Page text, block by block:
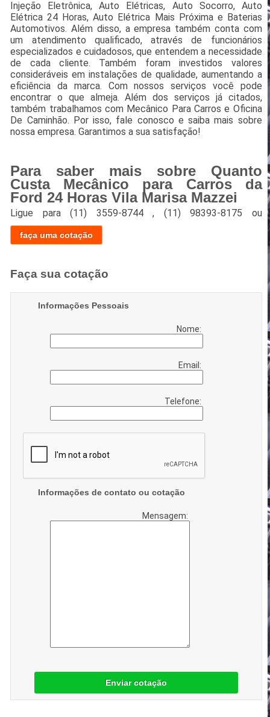
Injeção Eletrônica, Auto Elétricas, Auto Socorro, Auto
Elétrica 24 Horas, Auto Elétrica Mais Próxima e Baterias
Automotivos. Além disso, a empresa também conta com
um atendimento qualificado, através de funcionários
especializados e cuidadosos, que entendem a necessidade
de cada cliente. Também foram investidos valores
consideráveis em instalações de qualidade, aumentando a
eficiência da marca. Com nossos serviços você pode
encontrar o que almeja. Além dos serviços já citados,
também trabalhamos com Mecânico Para Carros e Oficina
De Caminhão. Por isso, fale conosco e saiba mais sobre
nossa empresa. Garantimos a sua satisfação!
Para saber mais sobre Quanto
Custa Mecânico para Carros da
Ford 24 Horas Vila Marisa Mazzei
Ligue para(11) 3559-8744 , (11) 98393-8175 ou
faça uma cotação
Faça sua cotação
Informações Pessoais
Nome:
Email:
Telefone:
Informações de contato ou cotação
Mensagem:
Enviar cotação